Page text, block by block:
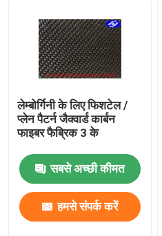
लेम्बोर्गिनी के लिए फिशटेल /
प्लेन पैटर्न जैक्वार्ड कार्बन
फाइबर फैब्रिक 3 के
सबसे अच्छी कीमत
हमसे संपर्क करें